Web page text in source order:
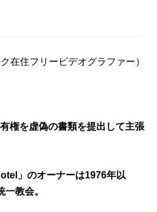
在住フリービデオグラファー）
権を虚偽の書類を提出して主張
」のオーナーは1976年以
教会。